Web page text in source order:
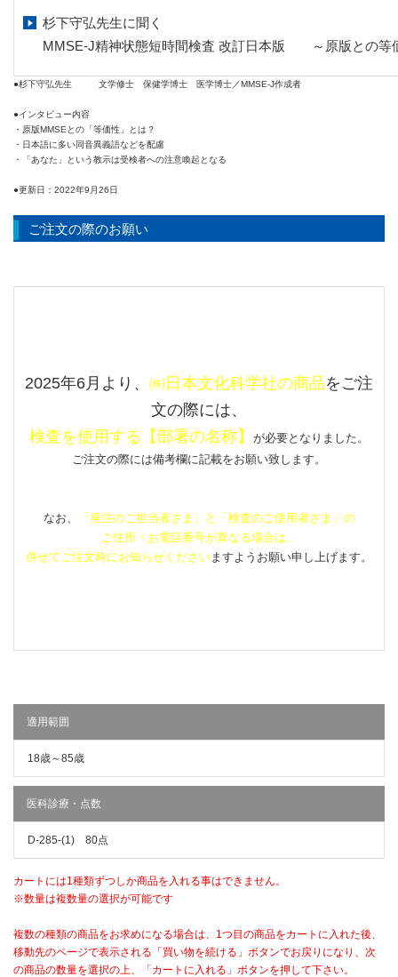
杉下守弘先生に聞く
MMSE-J精神状態短時間検査 改訂日本版 ～原版との等
●杉下守弘先生 文学修士 保健学博士 医学博士／MMSE-J作成者
●インタビュー内容
・原版MMSEとの「等価性」とは？
・日本語に多い同音異義語などを配慮
・「あなた」という教示は受検者への注意喚起となる
●更新日：2022年9月26日
ご注文の際のお願い
2025年6月より、 ㈱日本文化科学社の商品をご注
文の際には、
検査を使用する 【部署の名称】
が必要となりました。
ご注文の際には備考欄に記載をお願い致します。
なお、
「発注のご担当者さま」と「検査のご使用者さま」の
ご住所・お電話番号が異なる場合は、
併せてご注文時にお知らせくださいますようお願い申し上げます。
適用範囲
18歳～85歳
医科診療・点数
D-285-(1) 80点
カートには1種類ずつしか商品を入れる事はできません。
※数量は複数量の選択が可能です
複数の種類の商品をお求めになる場合は、1つ目の商品をカートに入れた後、
移動先のページで表示される「買い物を続ける」ボタンでお戻りになり、次
の商品の数量を選択の上、「カートに入れる」ボタンを押して下さい。